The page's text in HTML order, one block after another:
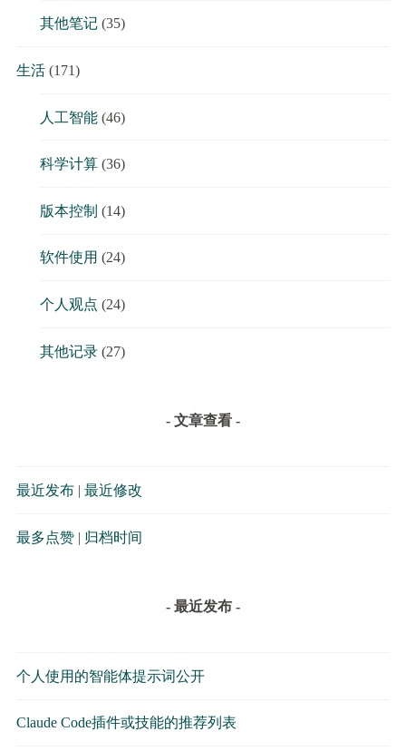
其他笔记(35)
生活(171)
人工智能(46)
科学计算(36)
版本控制 (14)
软件使用 (24)
个人观点 (24)
其他记录(27)
- 文章查看 -
最近发布| 最近修改
最多点赞| 归档时间
- 最近发布 -
个人使用的智能体提示词公开
Claude Code插件或技能的推荐列表